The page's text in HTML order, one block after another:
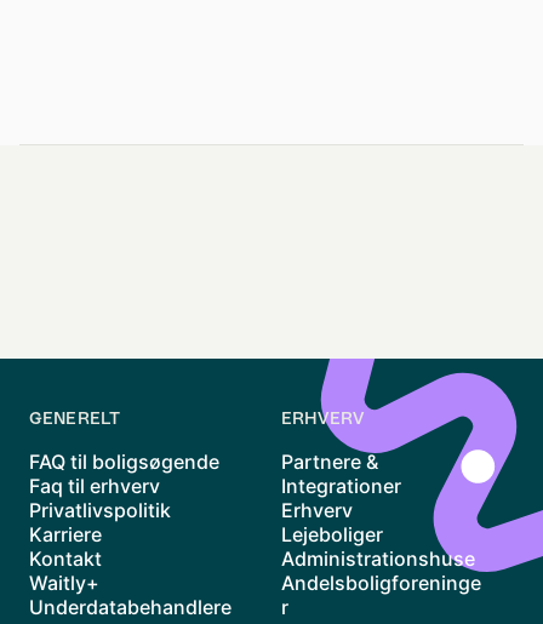
GENERELT
FAQ til boligsøgende
Faq til erhverv
Privatlivspolitik
Karriere
Kontakt
Waitly+
Underdatabehandlere
ERHVERV
Partnere &
Integrationer
Erhverv
Lejeboliger
Administrationshuse
Andelsboligforeninge
r